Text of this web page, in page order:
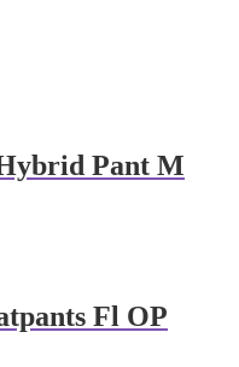
Pant M
Fl OP